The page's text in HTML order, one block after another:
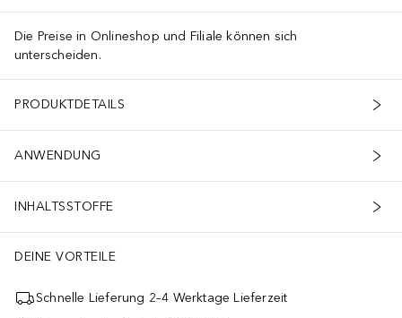
Die Preise in Onlineshop und Filiale können sich
unterscheiden.
PRODUKTDETAILS
ANWENDUNG
INHALTSSTOFFE
DEINE VORTEILE
Schnelle Lieferung 2–4 Werktage Lieferzeit